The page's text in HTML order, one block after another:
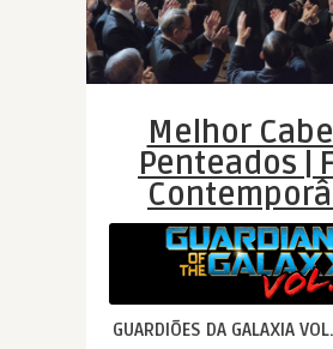
Melhor
Penteados |
GUARDIÕES DA GALAXIA